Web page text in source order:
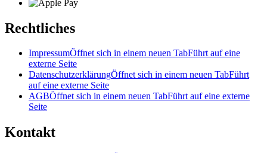
Rechtliches
ImpressumÖffnet sich in einem neuen TabFührt auf eine
externe Seite
DatenschutzerklärungÖffnet sich in einem neuen TabFührt
auf eine externe Seite
AGBÖffnet sich in einem neuen TabFührt auf eine externe
Seite
Kontakt